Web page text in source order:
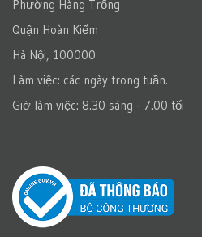
Phường Hàng Trống
Quận Hoàn Kiếm
Hà Nội, 100000
Làm việc: các ngày trong tuần.
Giờ làm việc: 8.30 sáng - 7.00 tối